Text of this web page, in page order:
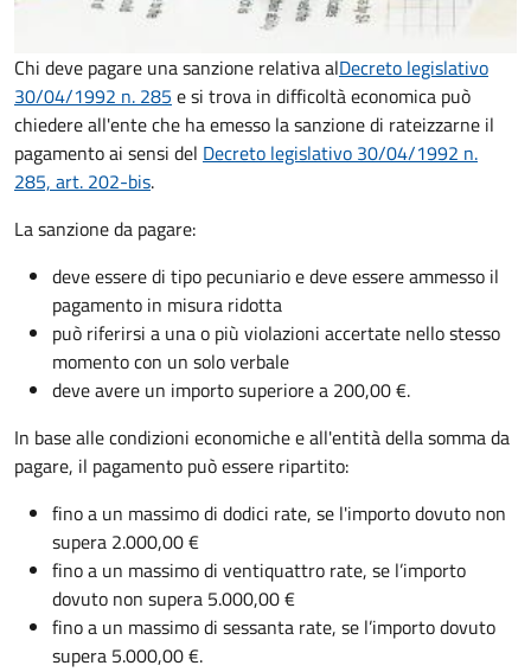
Chi deve pagare una sanzione relativa alDecreto legislativo
30/04/1992 n. 285 e si trova in difficoltà economica può
chiedere all'ente che ha emesso la sanzione di rateizzarne il
pagamento ai sensi del Decreto legislativo 30/04/1992 n.
285, art. 202-bis.
La sanzione da pagare:
deve essere di tipo pecuniario e deve essere ammesso il
pagamento in misura ridotta
può riferirsi a una o più violazioni accertate nello stesso
momento con un solo verbale
deve avere un importo superiore a 200,00 €.
In base alle condizioni economiche e all'entità della somma da
pagare, il pagamento può essere ripartito:
fino a un massimo di dodici rate, se l'importo dovuto non
supera 2.000,00 €
fino a un massimo di ventiquattro rate, se l’importo
dovuto non supera 5.000,00 €
fino a un massimo di sessanta rate, se l’importo dovuto
supera 5.000,00 €.